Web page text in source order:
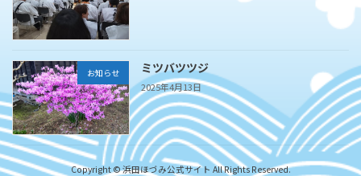
お知らせ ミツバツツジ
2025年4月13日
Copyright © 浜田ほづみ公式サイト All Rights Reserved.